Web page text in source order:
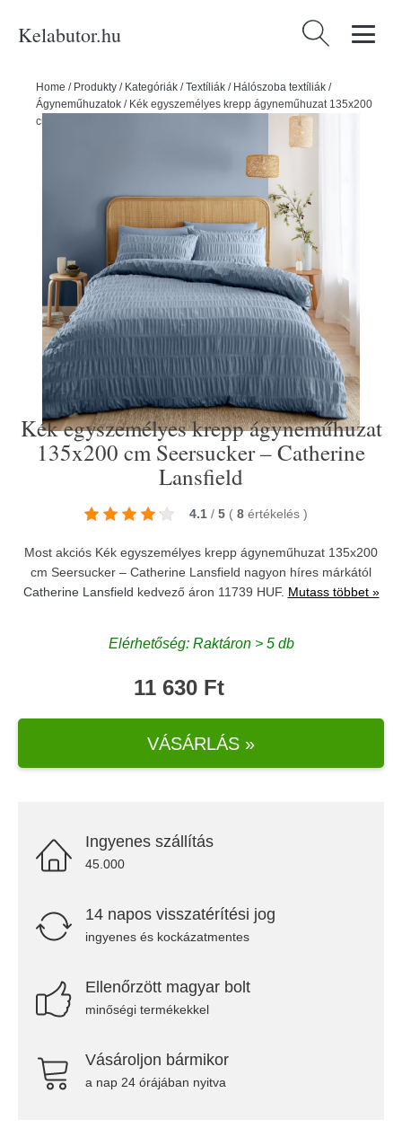
Kelabutor.hu Keresés:
Home / Produkty / Kategóriák /Textíliák / Hálószoba textíliák /
Ágyneműhuzatok / Kék egyszemélyes krepp ágyneműhuzat 135x200
cm Seersucker – Catherine Lansfield
Kék egyszemélyes krepp ágyneműhuzat
135x200 cm Seersucker – Catherine
Lansfield
4.1 / 5 ( 8 értékelés )
Most akciós Kék egyszemélyes krepp ágyneműhuzat 135x200
cm Seersucker – Catherine Lansfield nagyon híres márkától
Catherine Lansfield kedvező áron 11739 HUF. Mutass többet »
Elérhetőség: Raktáron > 5 db
11 630 Ft
VÁSÁRLÁS »
Ingyenes szállítás
45.000
14 napos visszatérítési jog
ingyenes és kockázatmentes
Ellenőrzött magyar bolt
minőségi termékekkel
Vásároljon bármikor
a nap 24 órájában nyitva